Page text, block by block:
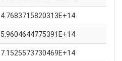
4.7683715820313E+14
5.9604644775391E+14
7.1525573730469E+14